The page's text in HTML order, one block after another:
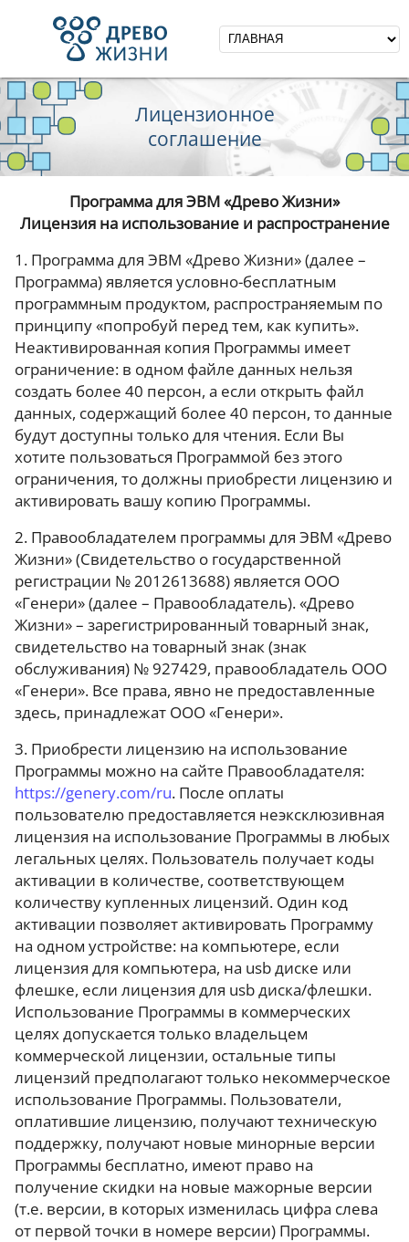
Лицензионное
соглашение
Программа для ЭВМ «Древо Жизни»
Лицензия на использование и распространение
1. Программа для ЭВМ «Древо Жизни» (далее –
Программа) является условно-бесплатным
программным продуктом, распространяемым по
принципу «попробуй перед тем, как купить».
Неактивированная копия Программы имеет
ограничение: в одном файле данных нельзя
создать более 40 персон, а если открыть файл
данных, содержащий более 40 персон, то данные
будут доступны только для чтения. Если Вы
хотите пользоваться Программой без этого
ограничения, то должны приобрести лицензию и
активировать вашу копию Программы.
2. Правообладателем программы для ЭВМ «Древо
Жизни» (Свидетельство о государственной
регистрации № 2012613688) является ООО
«Генери» (далее – Правообладатель). «Древо
Жизни» – зарегистрированный товарный знак,
свидетельство на товарный знак (знак
обслуживания) № 927429, правообладатель ООО
«Генери». Все права, явно не предоставленные
здесь, принадлежат ООО «Генери».
3. Приобрести лицензию на использование
Программы можно на сайте Правообладателя:
https://genery.com/ru. После оплаты
пользователю предоставляется неэксклюзивная
лицензия на использование Программы в любых
легальных целях. Пользователь получает коды
активации в количестве, соответствующем
количеству купленных лицензий. Один код
активации позволяет активировать Программу
на одном устройстве: на компьютере, если
лицензия для компьютера, на usb диске или
флешке, если лицензия для usb диска/флешки.
Использование Программы в коммерческих
целях допускается только владельцем
коммерческой лицензии, остальные типы
лицензий предполагают только некоммерческое
использование Программы. Пользователи,
оплатившие лицензию, получают техническую
поддержку, получают новые минорные версии
Программы бесплатно, имеют право на
получение скидки на новые мажорные версии
(т.е. версии, в которых изменилась цифра слева
от первой точки в номере версии) Программы.